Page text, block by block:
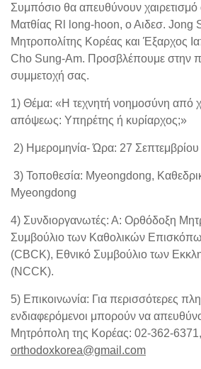
Συμπόσιο θα απευθύνουν
Ματθίας Rl long-hoon, ο Αιδεσ. Jong
Μητροπολίτης Κορέας και Έξαρχος
Cho Sung-Am. Προσβλέπουμε στην
συμμετοχή σας.
1) Θέμα: «Η τεχνητή νοημοσύνη από
απόψεως: Υπηρέτης ή κυρίαρχος;»
2) Ημερομηνία- Ώρα: 27
3) Τοποθεσία: Myeongdong,
Myeongdong
4) Συνδιοργανωτές: Α: Ορθόδοξη
Συμβούλιο των Καθολικών
(CBCK), Εθνικό Συμβούλιο των
(NCCK).
5) Επικοινωνία: Για περισσότερες
ενδιαφερόμενοι μπορούν να
Μητρόπολη της Κορέας: 02-362-6371,
orthodoxkorea@gmail.com